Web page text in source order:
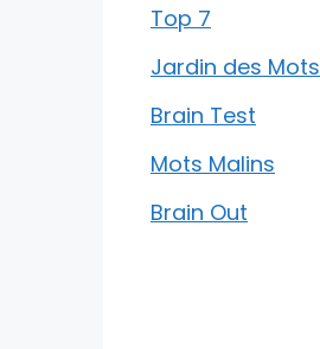
Top 7
Jardin des Mots
Brain Test
Mots Malins
Brain Out